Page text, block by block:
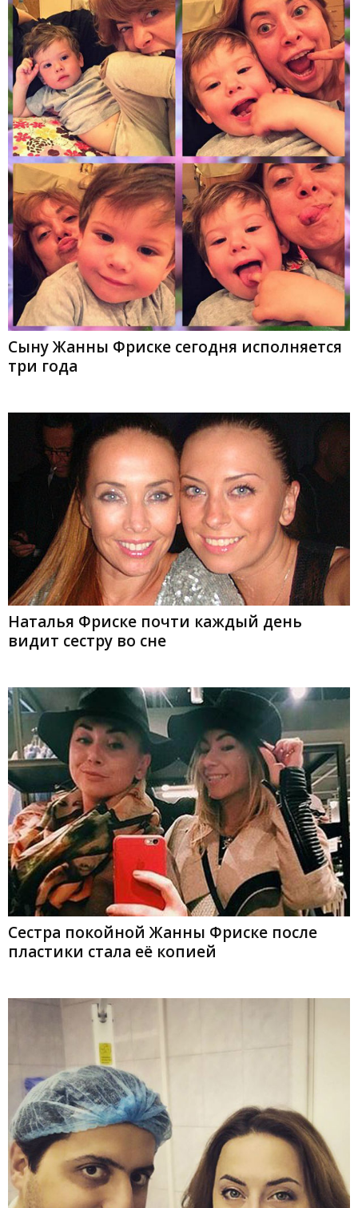
Сыну Жанны Фриске сегодня исполняется
три года
Наталья Фриске почти каждый день
видит сестру во сне
Сестра покойной Жанны Фриске после
пластики стала её копией